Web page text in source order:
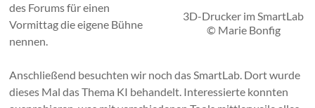
3D-Drucker im SmartLab
© Marie Bonfig
des Forums für einen
Vormittag die eigene Bühne
nennen.
Anschließend besuchten wir noch das SmartLab. Dort wurde
dieses Mal das Thema KI behandelt. Interessierte konnten